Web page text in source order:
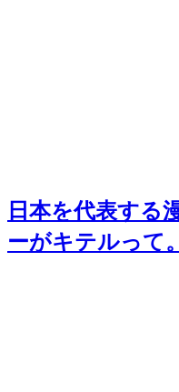
日本を代表する
ーがキテルって。